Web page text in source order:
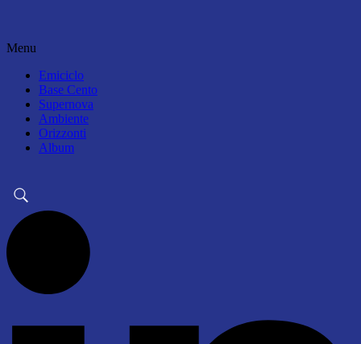
Menu
Emiciclo
Base Cento
Supernova
Ambiente
Orizzonti
Album